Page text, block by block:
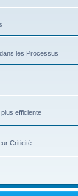
les Processus
efficiente
Criticité